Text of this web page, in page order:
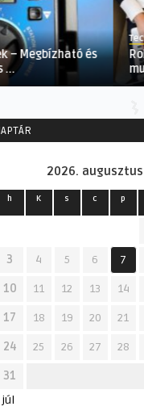
– Megbízható és
...
2026. augusztus
h K s c p
3 4 5 6 7
10 11 12 13 14
17 18 19 20 21
24 25 26 27 28
31
júl